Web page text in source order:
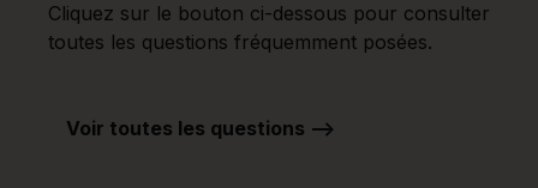
Cliquez sur le bouton ci-dessous pour consulter
toutes les questions fréquemment posées.
Voir toutes les questions -->